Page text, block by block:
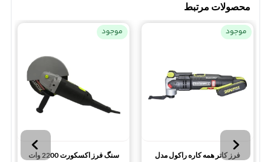
محصولات مرتبط
موجود
فرز کاتر همه کاره راکول مدل
موجود
سنگ فرز اکسکورت 2200 وات